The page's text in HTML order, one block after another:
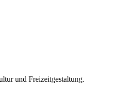
und Freizeitgestaltung.